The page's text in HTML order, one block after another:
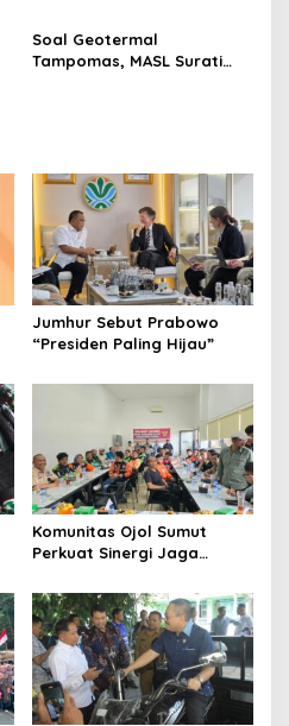
Soal Geotermal
Tampomas, MASL Surati
Jumhur Sebut Prabowo
“Presiden Paling Hijau”
Komunitas Ojol Sumut
Perkuat Sinergi Jaga